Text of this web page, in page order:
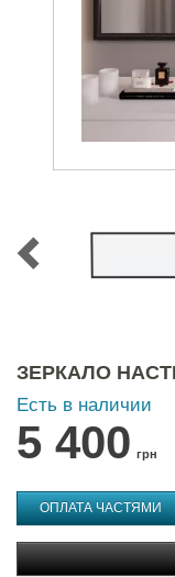
ЗЕРКАЛО
Есть в наличии
5 400 грн
ОПЛАТА ЧАСТЯМИ